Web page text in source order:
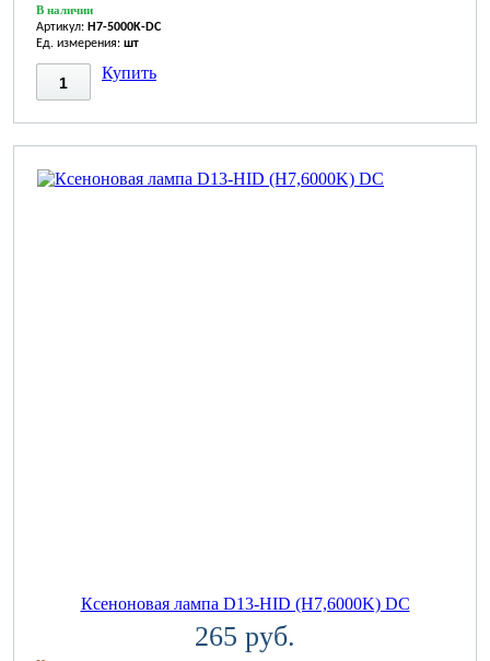
В наличии
Артикул: H7-5000K-DC
Ед. измерения: шт
Купить
Ксеноновая лампа D13-HID (H7,6000K) DC
265 руб.